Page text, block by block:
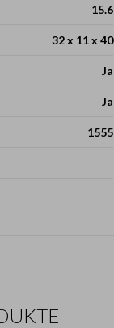
15.6
32 x 11 x 40
Ja
Ja
1555